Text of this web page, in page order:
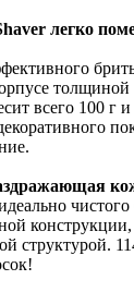
легко
всего 100 г
структурой.